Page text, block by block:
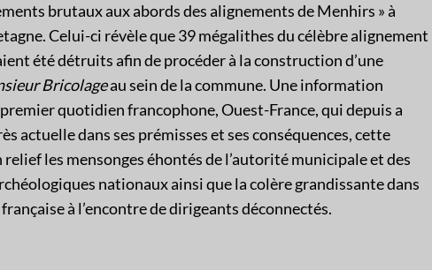
brutaux aux abords des alignements de Menhirs » à
Celui-ci révèle que 39 mégalithes du célèbre alignement
été détruits afin de procéder à la construction d’une
Bricolageau sein de la commune. Une information
quotidien francophone, Ouest-France, qui depuis a
actuelle dans ses prémisses et ses conséquences, cette
les mensonges éhontés de l’autorité municipale et des
nationaux ainsi que la colère grandissante dans
à l’encontre de dirigeants déconnectés.